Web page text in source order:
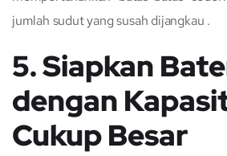
jumlah sudut yang susah dijangkau .
5. Siapkan
dengan
Cukup Besar